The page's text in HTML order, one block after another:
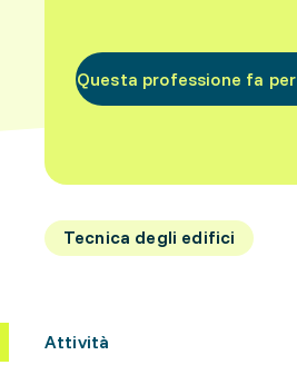
Questa professione fa per
Tecnica degli edifici
Attività